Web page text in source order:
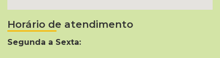
Horário de atendimento
Segunda a Sexta: